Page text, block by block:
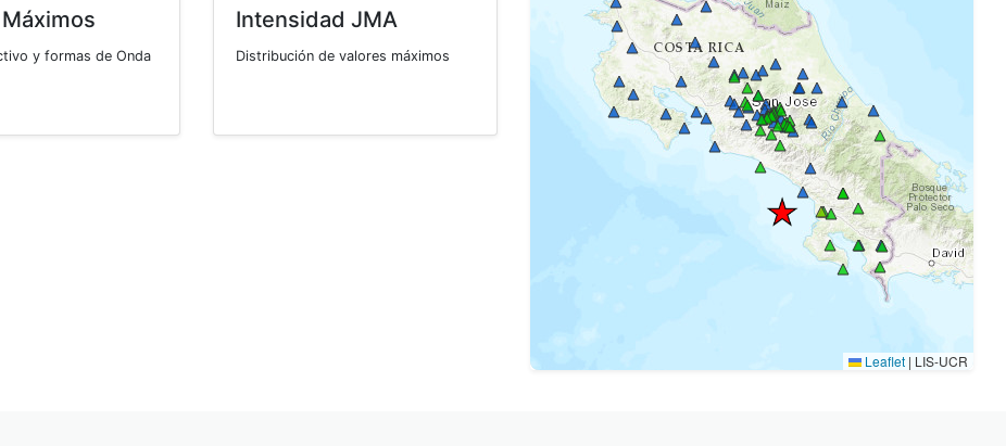
y formas de Onda
Intensidad JMA
Distribución de valores máximos
Leaflet | LIS-UCR